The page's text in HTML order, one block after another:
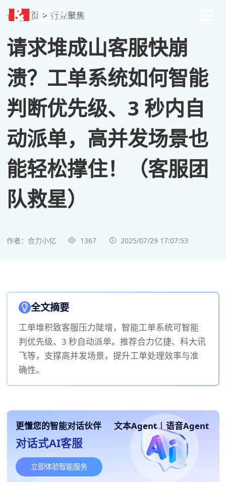
首页 > 行业聚焦
请求堆成山客服快崩
溃？工单系统如何智能
判断优先级、3 秒内自
动派单，高并发场景也
能轻松撑住！（客服团
队救星）
作者：合力小亿 1367 2025/07/29 17:07:53
全文摘要
工单堆积致客服压力陡增，智能工单系统可智能
判优先级、3 秒自动派单。推荐合力亿捷、科大讯
飞等，支撑高并发场景，提升工单处理效率与准
确性。
更懂您的智能对话伙伴 文本Agent | 语音Agent
对话式AI客服
立即体验智能服务